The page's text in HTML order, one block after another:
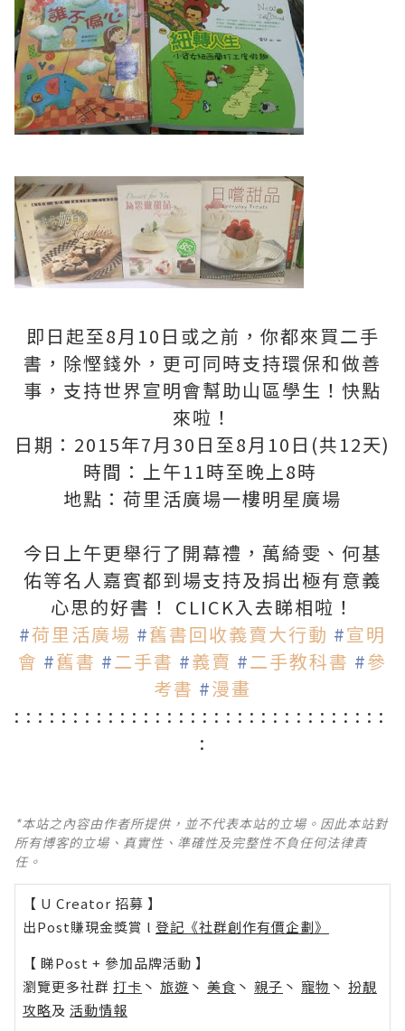
即日起至8月10日或之前，你都來買二手
書，除慳錢外，更可同時支持環保和做善
事，支持世界宣明會幫助山區學生！快點
來啦！
日期：2015年7月30日至8月10日(共12天)
時間：上午11時至晚上8時
地點：荷里活廣場一樓明星廣場
今日上午更舉行了開幕禮，萬綺雯、何基
佑等名人嘉賓都到場支持及捐出極有意義
心思的好書！ CLICK入去睇相啦！
‪#‎荷里活廣場‬ ‪#‎舊書回收義賣大行動‬ ‪#‎宣明
會‬ ‪#‎舊書‬ ‪#‎二手書‬ ‪#‎義賣‬ ‪#‎二手教科書‬ ‪#‎參
考書‬ ‪#‎漫畫‬
: : : : : : : : : : : : : : : : : : : : : : : : : : : : : : : :
:
*本站之內容由作者所提供，並不代表本站的立場。因此本站對
所有博客的立場、真實性、準確性及完整性不負任何法律責
任。
【 U Creator 招募 】
出Post賺現金獎賞 l 登記《社群創作有價企劃》
【 睇Post + 參加品牌活動 】
瀏覽更多社群 打卡 丶 旅遊 丶 美食 丶 親子 丶 寵物 丶 扮靚
攻略及 活動情報